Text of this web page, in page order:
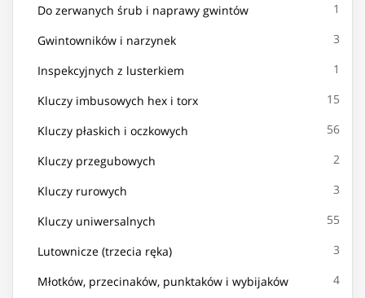
Do zerwanych śrub i naprawy gwintów 1
Gwintowników i narzynek 3
Inspekcyjnych z lusterkiem 1
Kluczy imbusowych hex i torx 15
Kluczy płaskich i oczkowych 56
Kluczy przegubowych 2
Kluczy rurowych 3
Kluczy uniwersalnych 55
Lutownicze (trzecia ręka) 3
Młotków, przecinaków, punktaków i wybijaków 4